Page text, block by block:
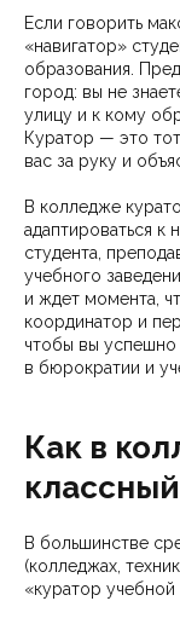
Если говорить
«навигатор»
образования.
город: вы не
улицу и к кому
Куратор — это
вас за руку и
В колледже
адаптироваться
студента,
учебного
и ждет момента,
координатор и
чтобы вы
в бюрократии и
Как в
В большинстве
(колледжах,
«куратор учебной